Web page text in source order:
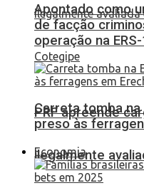
PRF apreende
ilegalmente
Apontado como
de facção
operação na
Carreta tomba
preso às
Economia